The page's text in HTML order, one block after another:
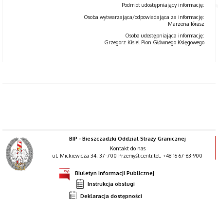
Podmiot udostępniający informację:
Osoba wytwarzająca/odpowiadająca za informację:
Marzena Jórasz
Osoba udostępniająca informację:
Grzegorz Kisiel Pion Głównego Księgowego
BIP - Bieszczadzki Oddział Straży Granicznej
Kontakt do nas
ul. Mickiewicza 34; 37-700 Przemyśl centr.tel. +48 16 67-63-900
Biuletyn Informacji Publicznej
Instrukcja obsługi
Deklaracja dostępności